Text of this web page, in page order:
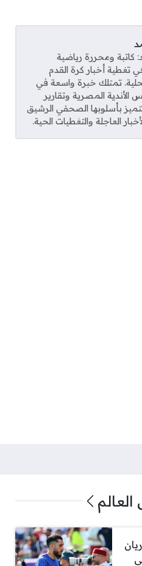
كاتبة ومحررة رياضية
أخبار كرة القدم
تمتلك خبرة واسعة في
الأندية المصرية وتقارير
وتتميز بأسلوبها الصحفي الرشيق
العاجلة والتغطيات الحية.